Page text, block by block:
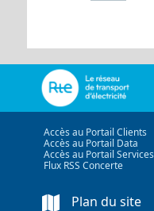
Accès au Portail Clients
Accès au Portail Data
Accès au Portail Services
Flux RSS Concerte
Plan du site